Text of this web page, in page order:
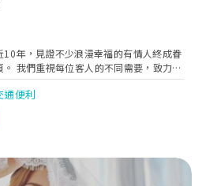
年，見證不少浪漫幸福的有情人終成眷
我們重視每位客人的不同需要，致力搜
業的後勤團隊亦會為婚宴中的每位準備
們「力追完美」的宗旨。
通便利